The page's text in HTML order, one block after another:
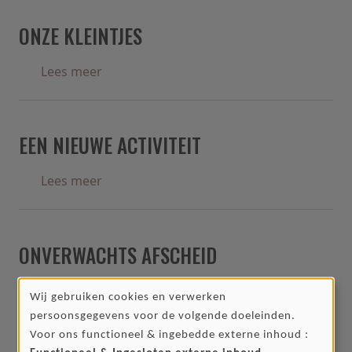
ONZE KLEINTJES
Lees meer
EEN NIEUWE ACTIVITEIT
Lees meer
ONVERWACHTS AFSCHEID
Lees meer over Onverwachts afscheid
GEBRUIK
VAN
Wij gebruiken cookies en verwerken
persoonsgegevens voor de volgende doeleinden.
Voor ons functioneel & ingebedde externe inhoud :